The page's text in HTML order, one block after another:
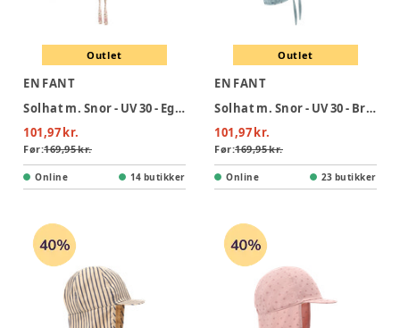
Outlet
EN FANT
Solhat m. Snor - UV 30 - Eggnog
101,97 kr.
Før:169,95 kr.
Online 14 butikker
Outlet
EN FANT
Solhat m. Snor - UV 30 - Brunnera Blue
101,97 kr.
Før:169,95 kr.
Online 23 butikker